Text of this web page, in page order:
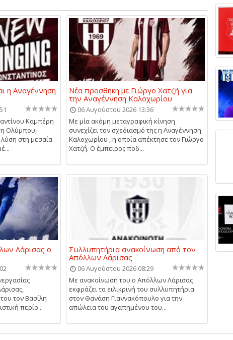
η Αναγέννηση
Καμπέρη
Ολύμπου,
στη μεσαία
Νέα προσθήκη με Γιώργο Χατζή για
την Αναγέννηση Καλοχωρίου
06 Αυγούστου 2026 13:36
Με μία ακόμη μεταγραφική κίνηση
συνεχίζει τον σχεδιασμό της η Αναγέννηση
Καλοχωρίου , η οποία απέκτησε τον Γιώργο
Χατζή. Ο έμπειρος ποδ...
Λάρισας ο
τον Βασίλη
περίο...
Συλλυπητήρια ανακοίνωση από τον
Απόλλων Λάρισας
06 Αυγούστου 2026 08:29
Με ανακοίνωσή του ο Απόλλων Λάρισας
εκφράζει τα ειλικρινή του συλλυπητήρια
στον Θανάση Γιαννακόπουλο για την
απώλεια του αγαπημένου του...